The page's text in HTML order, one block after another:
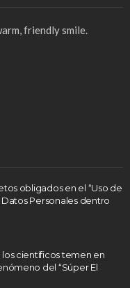
friendly smile.
obligados en el “Uso de
Personales dentro
científicos temen en
del “Súper El